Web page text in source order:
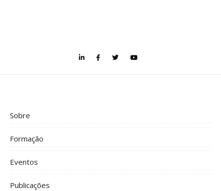
Sobre
Formação
Eventos
Publicações